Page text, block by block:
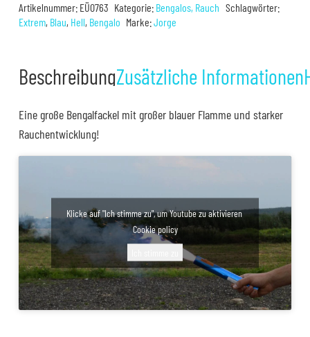
Artikelnummer: EÜ0763 Kategorie: Bengalos, Rauch Schlagwörter:
Extrem, Blau, Hell, Bengalo Marke:Jorge
BeschreibungZusätzliche Informationen
Eine große Bengalfackel mit großer blauer Flamme und starker
Rauchentwicklung!
Klicke auf "Ich stimme zu", um Youtube zu aktivieren
Cookie policy